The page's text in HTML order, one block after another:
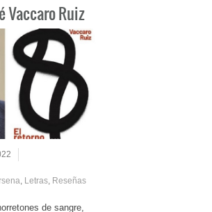
Vaccaro Ruiz
, Letras, Reseñas
de sangre,